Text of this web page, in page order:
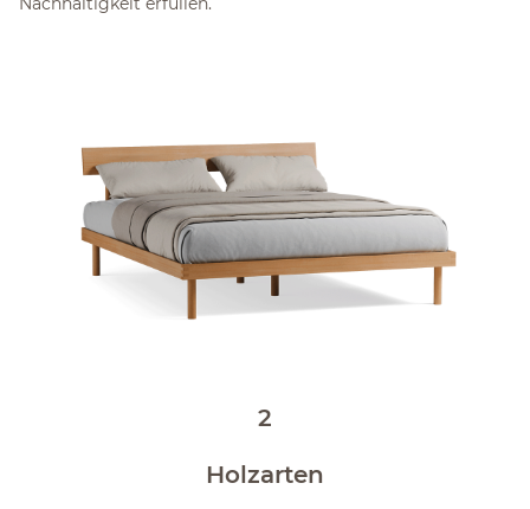
2
Holzarten